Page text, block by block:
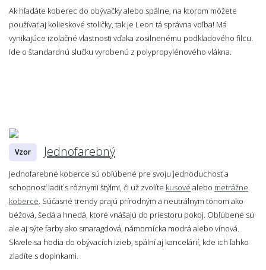
Ak hľadáte koberec do obývačky alebo spálne, na ktorom môžete
používať aj kolieskové stoličky, tak je Leon tá správna voľba! Má
vynikajúce izolačné vlastnosti vďaka zosilnenému podkladového filcu.
Ide o štandardnú slučku vyrobenú z polypropylénového vlákna.
Vzor Jednofarebný
Jednofarebné koberce sú obľúbené pre svoju jednoduchosť a
schopnosť ladiť s rôznymi štýlmi, či už zvolíte kusové alebo metrážne
koberce . Súčasné trendy prajú prírodným a neutrálnym tónom ako
béžová, šedá a hnedá, ktoré vnášajú do priestoru pokoj. Obľúbené sú
ale aj sýte farby ako smaragdová, námornícka modrá alebo vínová.
Skvele sa hodia do obývacích izieb, spální aj kancelárií, kde ich ľahko
zladíte s doplnkami.